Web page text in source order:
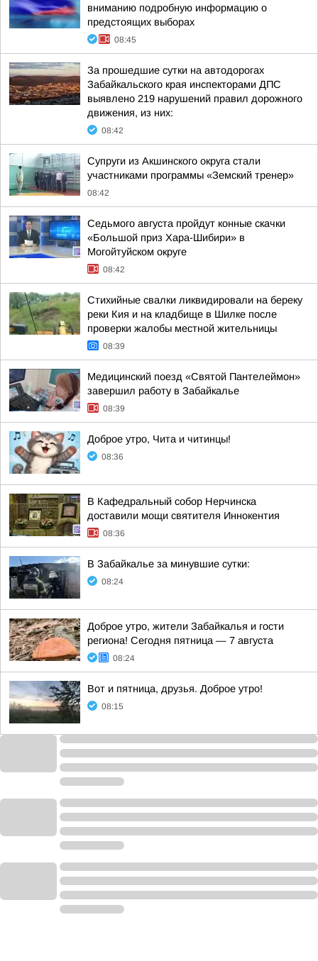
вниманию подробную информацию о
предстоящих выборах
08:45
За прошедшие сутки на автодорогах
Забайкальского края инспекторами ДПС
выявлено 219 нарушений правил дорожного
движения, из них:
08:42
Супруги из Акшинского округа стали
участниками программы «Земский тренер»
08:42
Седьмого августа пройдут конные скачки
«Большой приз Хара-Шибири» в
Могойтуйском округе
08:42
Стихийные свалки ликвидировали на береку
реки Кия и на кладбище в Шилке после
проверки жалобы местной жительницы
08:39
Медицинский поезд «Святой Пантелеймон»
завершил работу в Забайкалье
08:39
Доброе утро, Чита и читинцы!
08:36
В Кафедральный собор Нерчинска
доставили мощи святителя Иннокентия
08:36
В Забайкалье за минувшие сутки:
08:24
Доброе утро, жители Забайкалья и гости
региона! Сегодня пятница — 7 августа
08:24
Вот и пятница, друзья. Доброе утро!
08:15